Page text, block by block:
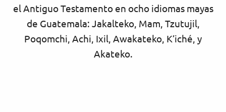
el Antiguo Testamento en ocho idiomas mayas
de Guatemala: Jakalteko, Mam, Tzutujil,
Poqomchi, Achi, Ixil, Awakateko, K’iché, y
Akateko.